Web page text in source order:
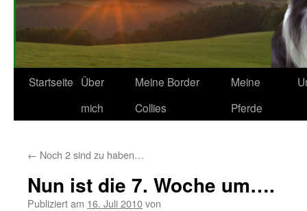
Zum
Startseite Über
mich
Meine Border
Collies
Meine
Pferde
← Noch 2 sind zu haben…
Nun ist die 7. Woche um….
Publiziert am 16. Juli 2010von